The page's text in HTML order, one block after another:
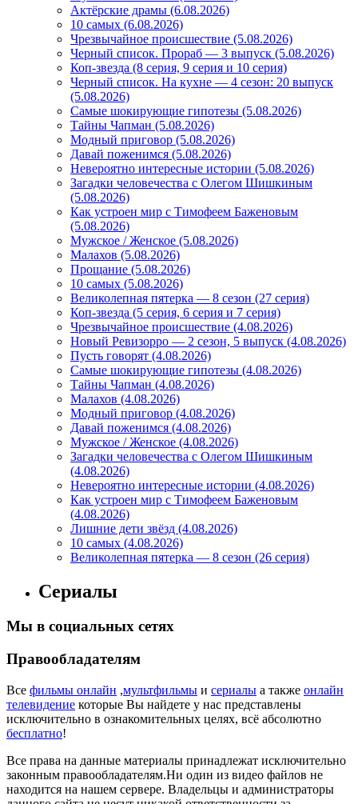
Актёрские драмы (6.08.2026)
10 самых (6.08.2026)
Чрезвычайное происшествие (5.08.2026)
Черный список. Прораб — 3 выпуск (5.08.2026)
Коп-звезда (8 серия, 9 серия и 10 серия)
Черный список. На кухне — 4 сезон: 20 выпуск
(5.08.2026)
Самые шокирующие гипотезы (5.08.2026)
Тайны Чапман (5.08.2026)
Модный приговор (5.08.2026)
Давай поженимся (5.08.2026)
Невероятно интересные истории (5.08.2026)
Загадки человечества с Олегом Шишкиным
(5.08.2026)
Как устроен мир с Тимофеем Баженовым
(5.08.2026)
Мужское / Женское (5.08.2026)
Малахов (5.08.2026)
Прощание (5.08.2026)
10 самых (5.08.2026)
Великолепная пятерка — 8 сезон (27 серия)
Коп-звезда (5 серия, 6 серия и 7 серия)
Чрезвычайное происшествие (4.08.2026)
Новый Ревизорро — 2 сезон, 5 выпуск (4.08.2026)
Пусть говорят (4.08.2026)
Самые шокирующие гипотезы (4.08.2026)
Тайны Чапман (4.08.2026)
Малахов (4.08.2026)
Модный приговор (4.08.2026)
Давай поженимся (4.08.2026)
Мужское / Женское (4.08.2026)
Загадки человечества с Олегом Шишкиным
(4.08.2026)
Невероятно интересные истории (4.08.2026)
Как устроен мир с Тимофеем Баженовым
(4.08.2026)
Лишние дети звёзд (4.08.2026)
10 самых (4.08.2026)
Великолепная пятерка — 8 сезон (26 серия)
Сериалы
Мы в социальных сетях
Правообладателям
Все фильмы онлайн ,мультфильмы и сериалы а также онлайн
телевидение которые Вы найдете у нас представлены
исключительно в ознакомительных целях, всё абсолютно
бесплатно!
Все права на данные материалы принадлежат исключительно
законным правообладателям.Ни один из видео файлов не
находится на нашем сервере. Владельцы и администраторы